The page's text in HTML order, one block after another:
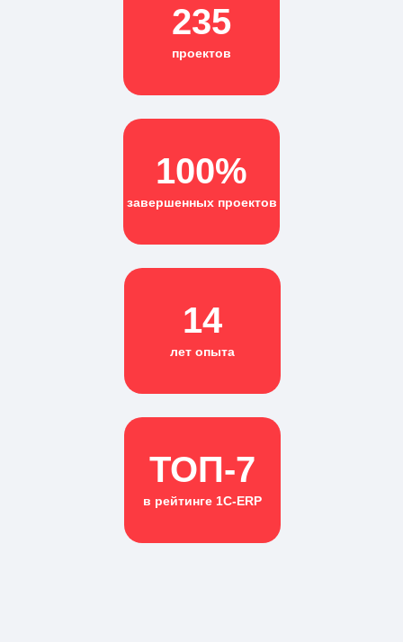
проектов
235
завершенных проектов
100%
ТОП-7
в рейтинге 1С-ERP
лет опыта
14